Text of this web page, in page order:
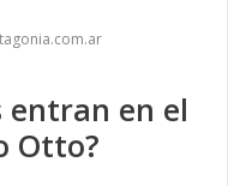
entran en el
Otto?